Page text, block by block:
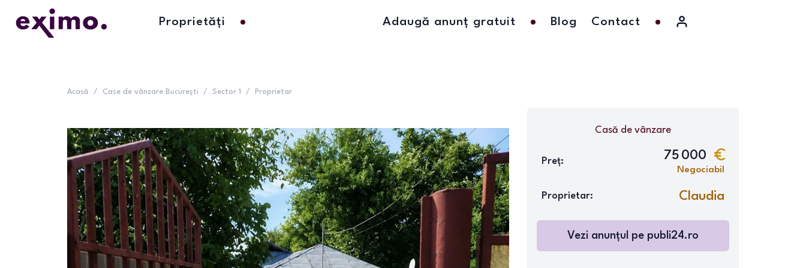
Proprietăți Adaugă anunț gratuit Blog Contact
Acasă / Case de vânzare București / Sector 1 / Proprietar
Casă de vânzare
Preț: 75 000
Negociabil
Proprietar: Claudia
Vezi anunțul pe publi24.ro